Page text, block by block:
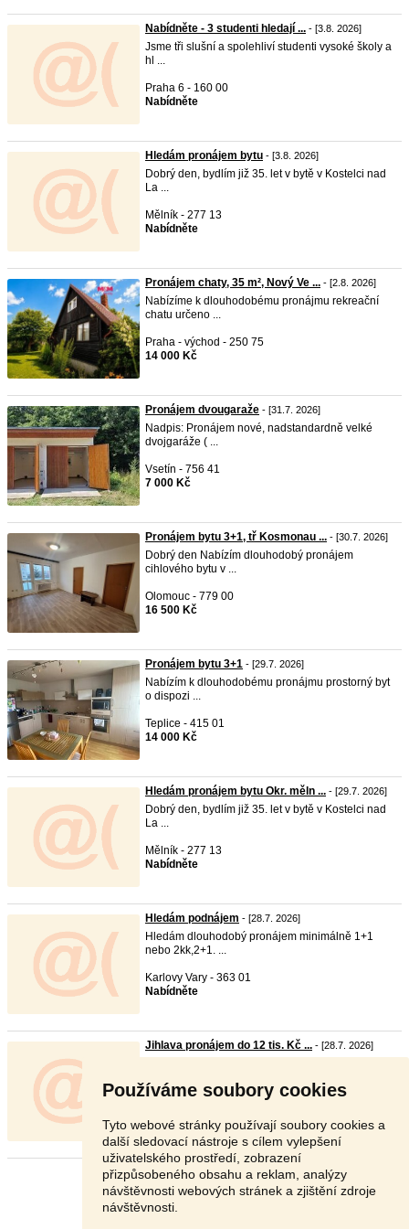
Používáme soubory cookies
Tyto webové stránky používají soubory cookies a
další sledovací nástroje s cílem vylepšení
uživatelského prostředí, zobrazení
přizpůsobeného obsahu a reklam, analýzy
návštěvnosti webových stránek a zjištění zdroje
návštěvnosti.
Nabídněte - 3 studenti hledají ... - [3.8. 2026]
Jsme tři slušní a spolehliví studenti vysoké školy a
hl ...
Praha 6 - 160 00
Nabídněte
Hledám pronájem bytu - [3.8. 2026]
Dobrý den, bydlím již 35. let v bytě v Kostelci nad
La ...
Mělník - 277 13
Nabídněte
Pronájem chaty, 35 m², Nový Ve ... - [2.8. 2026]
Nabízíme k dlouhodobému pronájmu rekreační
chatu určeno ...
Praha - východ - 250 75
14 000 Kč
Pronájem dvougaraže - [31.7. 2026]
Nadpis: Pronájem nové, nadstandardně velké
dvojgaráže ( ...
Vsetín - 756 41
7 000 Kč
Pronájem bytu 3+1, tř Kosmonau ... - [30.7. 2026]
Dobrý den Nabízím dlouhodobý pronájem
cihlového bytu v ...
Olomouc - 779 00
16 500 Kč
Pronájem bytu 3+1 - [29.7. 2026]
Nabízím k dlouhodobému pronájmu prostorný byt
o dispozi ...
Teplice - 415 01
14 000 Kč
Hledám pronájem bytu Okr. měln ... - [29.7. 2026]
Dobrý den, bydlím již 35. let v bytě v Kostelci nad
La ...
Mělník - 277 13
Nabídněte
Hledám podnájem - [28.7. 2026]
Hledám dlouhodobý pronájem minimálně 1+1
nebo 2kk,2+1. ...
Karlovy Vary - 363 01
Nabídněte
Jihlava pronájem do 12 tis. Kč ... - [28.7. 2026]
12 000 Kč
Stránka: 1 2 3 Další